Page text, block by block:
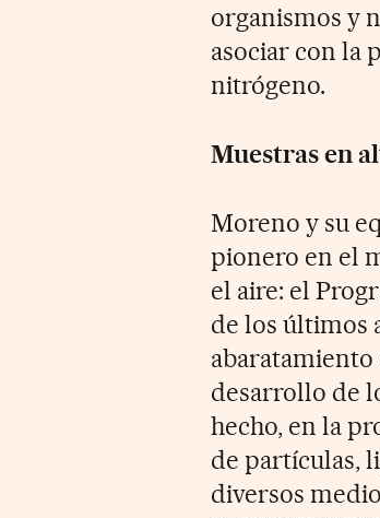
organismos y
asociar con la
nitrógeno.
Muestras en
Moreno y su
pionero en el
el aire: el
de los últimos
abaratamiento
desarrollo de
hecho, en la
de partículas,
diversos